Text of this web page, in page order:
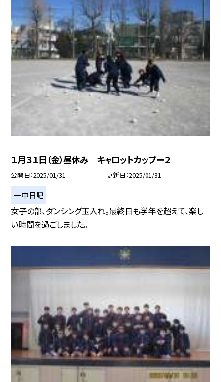
１月３１日（金）昼休み キャロットカップー２
公開日 2025/01/31 更新日 2025/01/31
一中日記
女子の部、ダンシング玉入れ。最終日も学年を超えて、楽し
い時間を過ごしました。